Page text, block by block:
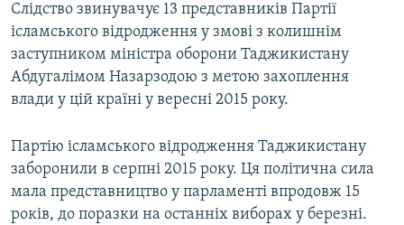
Слідство звинувачує 13 представників Партії
ісламського відродження у змові з колишнім
заступником міністра оборони Таджикистану
Абдугалімом Назарзодою з метою захоплення
влади у цій країні у вересні 2015 року.
Партію ісламського відродження Таджикистану
заборонили в серпні 2015 року. Ця політична сила
мала представництво у парламенті впродовж 15
років, до поразки на останніх виборах у березні.